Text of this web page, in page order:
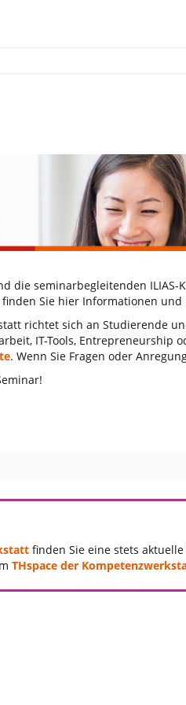
die seminarbegleitenden ILIAS-
Sie hier Informationen
richtet sich an Studierende
IT-Tools,
. Wenn Sie Fragen oder
finden Sie eine stets
THspace der